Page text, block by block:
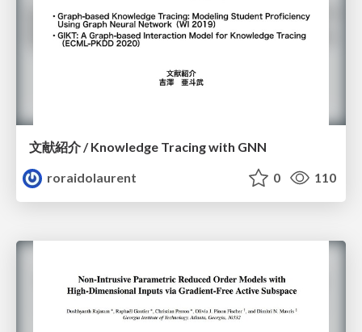
文献紹介 / Knowledge Tracing with GNN
roraidolaurent
0 110